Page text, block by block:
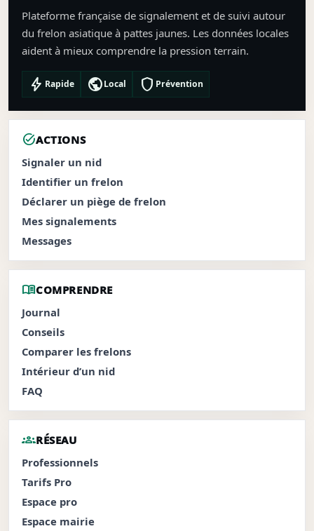
Plateforme française de signalement et de suivi autour
du frelon asiatique à pattes jaunes. Les données locales
aident à mieux comprendre la pression terrain.
bolt Rapide publicLocal shield Prévention
task_altACTIONS
Signaler un nid
Identifier un frelon
Déclarer un piège de frelon
Mes signalements
Messages
menu_bookCOMPRENDRE
Journal
Conseils
Comparer les frelons
Intérieur d’un nid
FAQ
groupsRÉSEAU
Professionnels
Tarifs Pro
Espace pro
Espace mairie